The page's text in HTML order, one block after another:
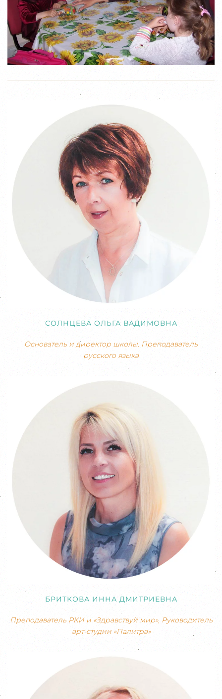
СОЛНЦЕВА ОЛЬГА ВАДИМОВНА
Основатель и директор школы. Преподаватель
русского языка
БРИТКОВА ИННА ДМИТРИЕВНА
Преподаватель РКИ и «Здравствуй мир», Руководитель
арт-студии «Палитра»